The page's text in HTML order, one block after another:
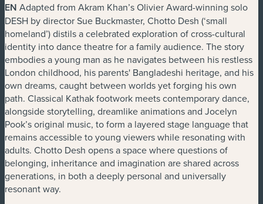
EN Adapted from Akram Khan’s Olivier Award-winning solo
DESH by director Sue Buckmaster, Chotto Desh (‘small
homeland’) distils a celebrated exploration of cross-cultural
identity into dance theatre for a family audience. The story
embodies a young man as he navigates between his restless
London childhood, his parents' Bangladeshi heritage, and his
own dreams, caught between worlds yet forging his own
path. Classical Kathak footwork meets contemporary dance,
alongside storytelling, dreamlike animations and Jocelyn
Pook’s original music, to form a layered stage language that
remains accessible to young viewers while resonating with
adults. Chotto Desh opens a space where questions of
belonging, inheritance and imagination are shared across
generations, in both a deeply personal and universally
resonant way.